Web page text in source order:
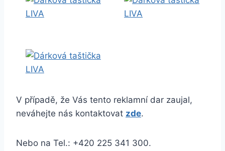
V případě, že Vás tento reklamní dar zaujal,
neváhejte nás kontaktovat zde.
Nebo na Tel.: +420 225 341 300.